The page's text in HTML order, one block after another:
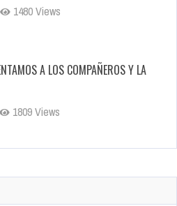
1480 Views
A LOS COMPAÑEROS Y LA
1809 Views